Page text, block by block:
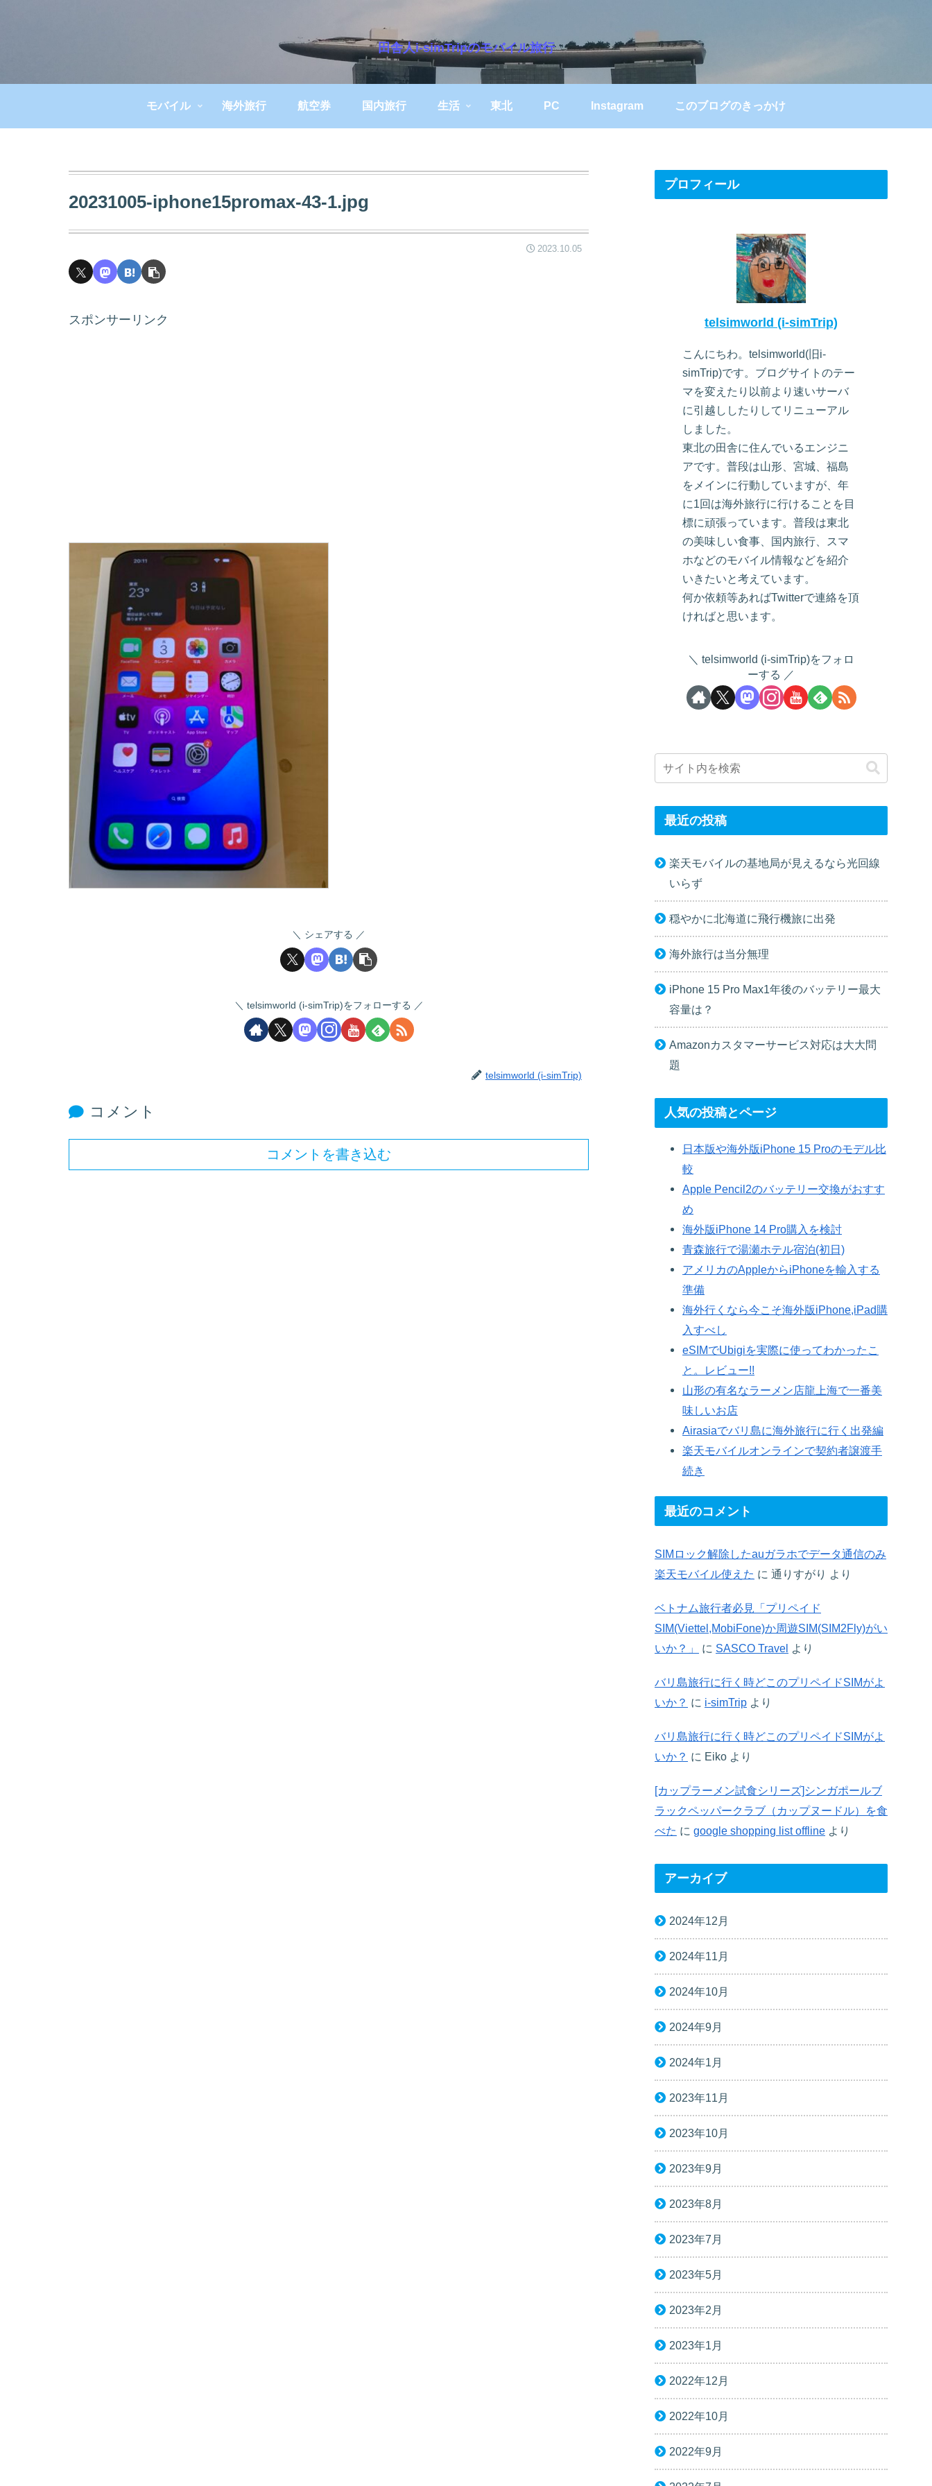
田舎人i-simTripのモバイル旅行
モバイル 海外旅行 航空券 国内旅行 生活 東北 PC Instagram このブログのきっかけ
20231005-iphone15promax-43-1.jpg
2023.10.05
スポンサーリンク
シェアする
telsimworld (i-simTrip)をフォローする
telsimworld (i-simTrip)
コメント
コメントを書き込む
プロフィール
telsimworld (i-simTrip)
こんにちわ。telsimworld(旧i-
simTrip)です。ブログサイトのテー
マを変えたり以前より速いサーバ
に引越ししたりしてリニューアル
しました。
東北の田舎に住んでいるエンジニ
アです。普段は山形、宮城、福島
をメインに行動していますが、年
に1回は海外旅行に行けることを目
標に頑張っています。普段は東北
の美味しい食事、国内旅行、スマ
ホなどのモバイル情報などを紹介
いきたいと考えています。
何か依頼等あればTwitterで連絡を頂
ければと思います。
telsimworld (i-simTrip)をフォロ
ーする
最近の投稿
楽天モバイルの基地局が見えるなら光回線
いらず
穏やかに北海道に飛行機旅に出発
海外旅行は当分無理
iPhone 15 Pro Max1年後のバッテリー最大
容量は？
Amazonカスタマーサービス対応は大大問
題
人気の投稿とページ
日本版や海外版iPhone 15 Proのモデル比
較
Apple Pencil2のバッテリー交換がおすす
め
海外版iPhone 14 Pro購入を検討
青森旅行で湯瀬ホテル宿泊(初日)
アメリカのAppleからiPhoneを輸入する
準備
海外行くなら今こそ海外版iPhone,iPad購
入すべし
eSIMでUbigiを実際に使ってわかったこ
と。レビュー!!
山形の有名なラーメン店龍上海で一番美
味しいお店
Airasiaでバリ島に海外旅行に行く出発編
楽天モバイルオンラインで契約者譲渡手
続き
最近のコメント
SIMロック解除したauガラホでデータ通信のみ
楽天モバイル使えた に 通りすがり より
ベトナム旅行者必見「プリペイド
SIM(Viettel,MobiFone)か周遊SIM(SIM2Fly)がい
いか？」
に SASCO Travel より
バリ島旅行に行く時どこのプリペイドSIMがよ
いか？ に i-simTrip より
バリ島旅行に行く時どこのプリペイドSIMがよ
いか？ に Eiko より
[カップラーメン試食シリーズ]シンガポールブ
ラックペッパークラブ（カップヌードル）を食
べた に google shopping list offline より
アーカイブ
2024年12月
2024年11月
2024年10月
2024年9月
2024年1月
2023年11月
2023年10月
2023年9月
2023年8月
2023年7月
2023年5月
2023年2月
2023年1月
2022年12月
2022年10月
2022年9月